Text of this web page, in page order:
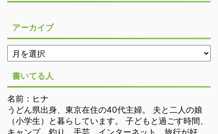
アーカイブ
書いてる人
名前：ヒナ
うどん県出身、東京在住の40代主婦。 夫と二人の娘
（小学生）と暮らしています。 子どもと過ごす時間、
キャンプ、釣り、手芸、インターネット、旅行が好